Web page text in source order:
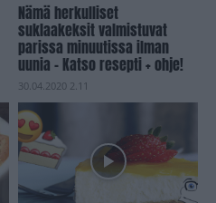
Nämä herkulliset
suklaakeksit valmistuvat
parissa minuutissa ilman
uunia – Katso resepti + ohje!
30.04.2020 2.11